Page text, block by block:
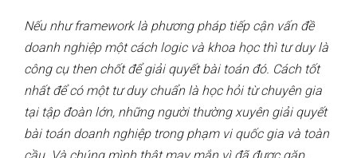
Nếu như framework là phương pháp tiếp cận vấn đề
doanh nghiệp một cách logic và khoa học thì tư duy là
công cụ then chốt để giải quyết bài toán đó. Cách tốt
nhất để có một tư duy chuẩn là học hỏi từ chuyên gia
tại tập đoàn lớn, những người thường xuyên giải quyết
bài toán doanh nghiệp trong phạm vi quốc gia và toàn